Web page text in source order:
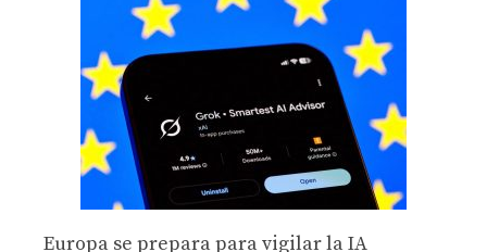
Europa se prepara para vigilar la IA